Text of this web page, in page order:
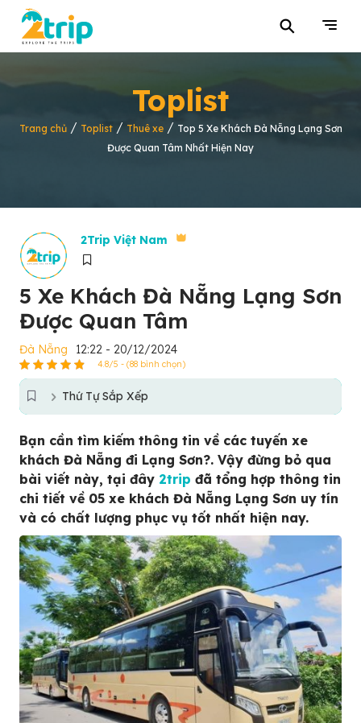
⚲
Toplist
Trang chủ/ Toplist/ Thuê xe/ Top 5 Xe Khách Đà Nẵng Lạng Sơn
Được Quan Tâm Nhất Hiện Nay
2Trip Việt Nam
5 Xe Khách Đà Nẵng Lạng Sơn
Được Quan Tâm
Đà Nẵng 12:22 - 20/12/2024
4.8/5 - (88 bình chọn)
Thứ Tự Sắp Xếp
Bạn cần tìm kiếm thông tin về các tuyến xe
khách Đà Nẵng đi Lạng Sơn?. Vậy đừng bỏ qua
bài viết này, tại đây 2trip đã tổng hợp thông tin
chi tiết về 05 xe khách Đà Nẵng Lạng Sơn uy tín
và có chất lượng phục vụ tốt nhất hiện nay.